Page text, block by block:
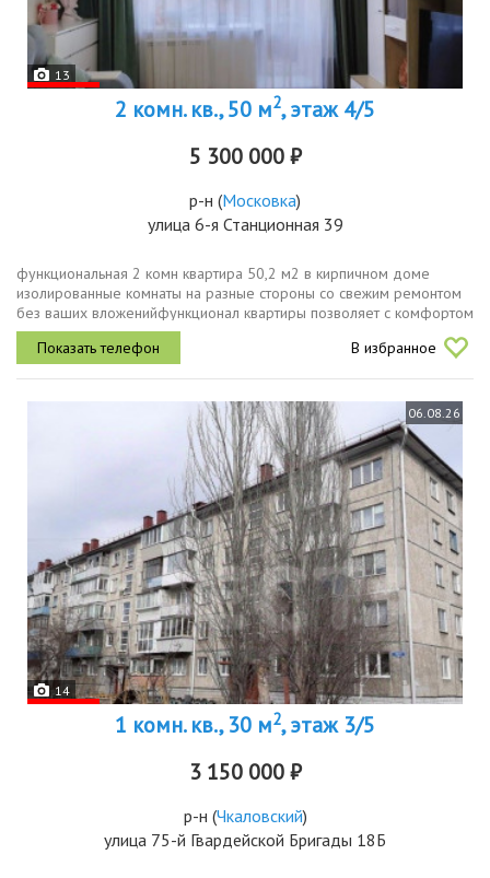
13
2 комн. кв., 50 м2, этаж 4/5
5 300 000 ₽
р-н (Московка)
улица 6-я Станционная 39
функциональная 2 комн квартира 50,2 м2 в кирпичном доме
изолированные комнаты на разные стороны со свежим ремонтом
без ваших вложенийфункционал квартиры позволяет с комфортом
проживать паре или семье с детьмигостиная с рабочим
миникабинетом 16,7 м2...
В избранное
06.08.26
14
1 комн. кв., 30 м2, этаж 3/5
3 150 000 ₽
р-н (Чкаловский)
улица 75-й Гвардейской Бригады 18Б